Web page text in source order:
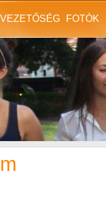
VEZETŐSÉG FOTÓK